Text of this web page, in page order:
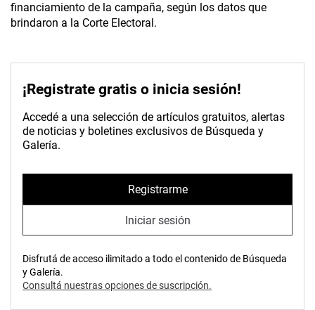
financiamiento de la campaña, según los datos que
brindaron a la Corte Electoral.
¡Registrate gratis o inicia sesión!
Accedé a una selección de artículos gratuitos, alertas
de noticias y boletines exclusivos de Búsqueda y
Galería.
Registrarme
Iniciar sesión
Disfrutá de acceso ilimitado a todo el contenido de Búsqueda
y Galería.
Consultá nuestras opciones de suscripción.